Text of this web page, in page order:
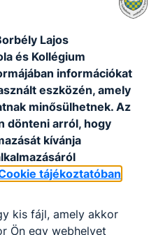
Lajos
és Kollégium
információkat
eszközén, amely
minősülhetnek. Az
dönteni arról, hogy
kívánja
tájékoztatóban
kis fájl, amely akkor
Ön egy webhelyet